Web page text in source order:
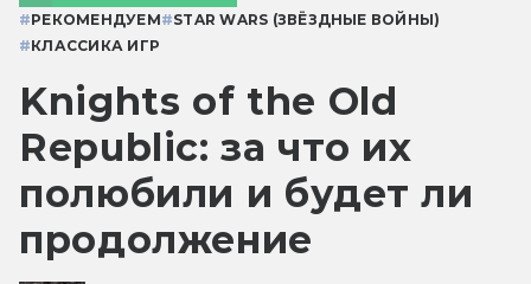
#РЕКОМЕНДУЕМ#STAR WARS (ЗВЁЗДНЫЕ ВОЙНЫ)
#КЛАССИКА ИГР
Knights of the Old
Republic: за что их
полюбили и будет ли
продолжение